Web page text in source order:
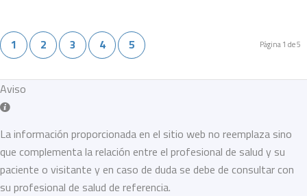
Página 1 de 5
1 2 3 4 5
Aviso
La información proporcionada en el sitio web no reemplaza sino
que complementa la relación entre el profesional de salud y su
paciente o visitante y en caso de duda se debe de consultar con
su profesional de salud de referencia.